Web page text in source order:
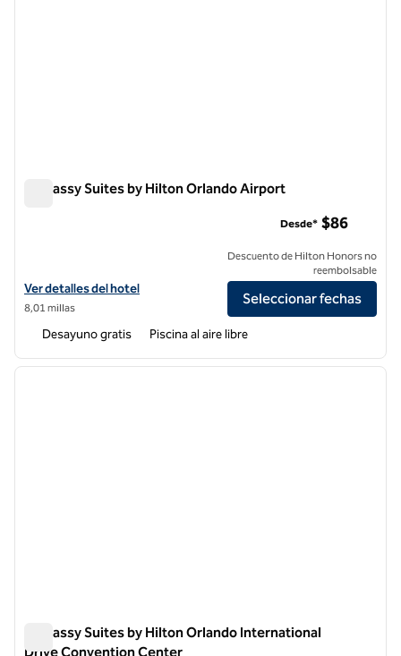
Embassy Suites by Hilton Orlando Airport
Ver detalles del hotel Embassy Suites by Hilton Orlando Airport
Ver detalles del hotel
8,01 millas
Desde* $86
Descuento de Hilton Honors no
reembolsable
Seleccionar fechas
Desayuno gratis Piscina al aire libre
1 de 12
Embassy Suites by Hilton Orlando International
Drive Convention Center